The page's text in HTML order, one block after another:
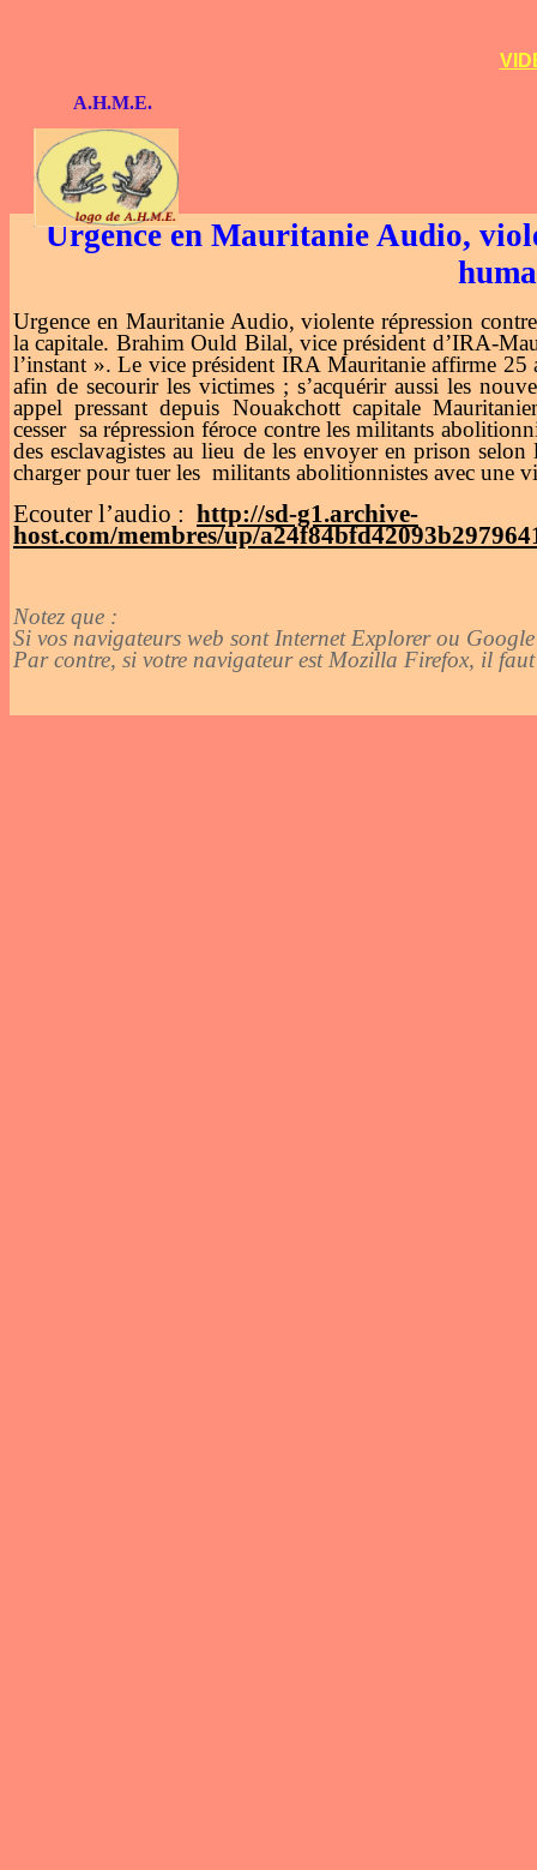
A.H.M.E.
Urgence en Mauritanie Audio,
Urgence en Mauritanie Audio, violente répression
la capitale. Brahim Ould Bilal, vice président d’IRA-
l’instant ». Le vice président IRA Mauritanie affirme 25
afin de secourir les victimes ; s’acquérir aussi les
appel pressant depuis Nouakchott capitale
cesser sa répression féroce contre les militants
des esclavagistes au lieu de les envoyer en prison
charger pour tuer les militants abolitionnistes avec une
Ecouter l’audio : http://sd-g1.archive-
host.com/membres/up/
Notez que :
Si vos navigateurs web sont Internet Explorer ou
Par contre, si votre navigateur est Mozilla Firefox, il